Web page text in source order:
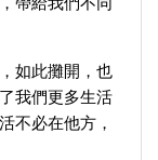
如此攤開，也
我們更多生活
不必在他方，